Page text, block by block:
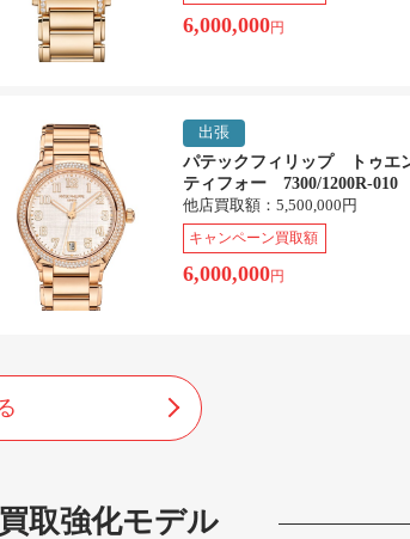
6,000,000円
出張
パテックフィリップ トゥエ
ティフォー 7300/1200R-010
他店買取額： 5,500,000円
キャンペーン買取額
6,000,000円
取強化モデル